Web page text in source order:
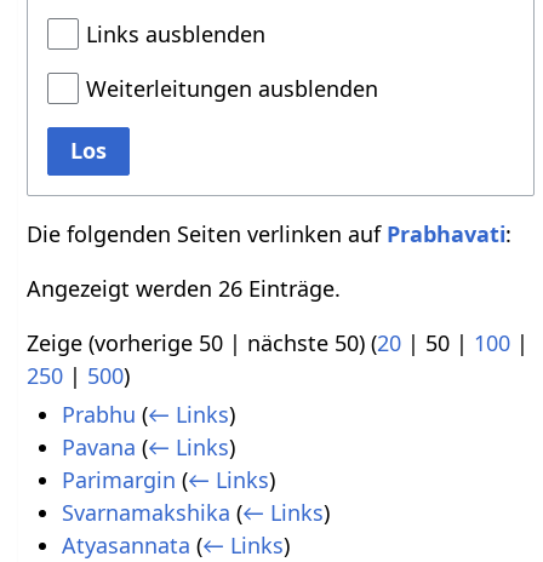
Links ausblenden
Weiterleitungen ausblenden
Los
Die folgenden Seiten verlinken auf Prabhavati:
Angezeigt werden 26 Einträge.
Zeige (vorherige 50 | nächste 50) (20 | 50 | 100 |
250 | 500)
Prabhu (← Links)
Pavana (← Links)
Parimargin (← Links)
Svarnamakshika (← Links)
Atyasannata (← Links)